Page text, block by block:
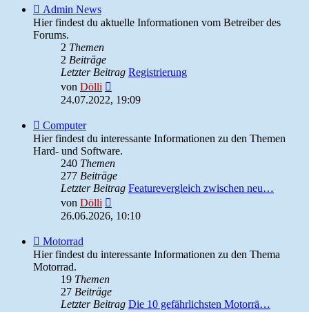
Feed
-
Admin
News
Admin News
Hier findest du aktuelle Informationen vom Betreiber des
Forums.
2 Themen
2 Beiträge
Letzter Beitrag Registrierung
von Dölli
Beitrag
24.07.2022, 19:09
Feed
-
Computer
Computer
Hier findest du interessante Informationen zu den Themen
Hard- und Software.
240 Themen
277 Beiträge
Letzter Beitrag Featurevergleich zwischen neu…
von Dölli
Beitrag
26.06.2026, 10:10
Feed
-
Motorrad
Motorrad
Hier findest du interessante Informationen zu den Thema
Motorrad.
19 Themen
27 Beiträge
Letzter Beitrag Die 10 gefährlichsten Motorrä…